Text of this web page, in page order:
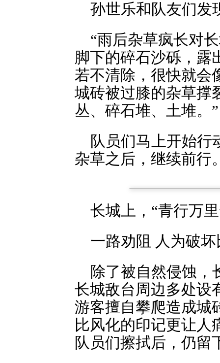
孙世乐和队友们发
“雨后杂草疯长对
脚下的碎石沙砾，露
若不清除，很快就
城砖被过膝的杂草撑
丛、碎石堆、土堆。”
队员们马上开始行
杂草之后，继续前行
长城上，“青行万
一路劝阻 人为破
除了被自然侵蚀，
长城敌台周边多处设
游客擅自攀爬造成城
比风化的印记更让人
队员们擦拭后，仍留